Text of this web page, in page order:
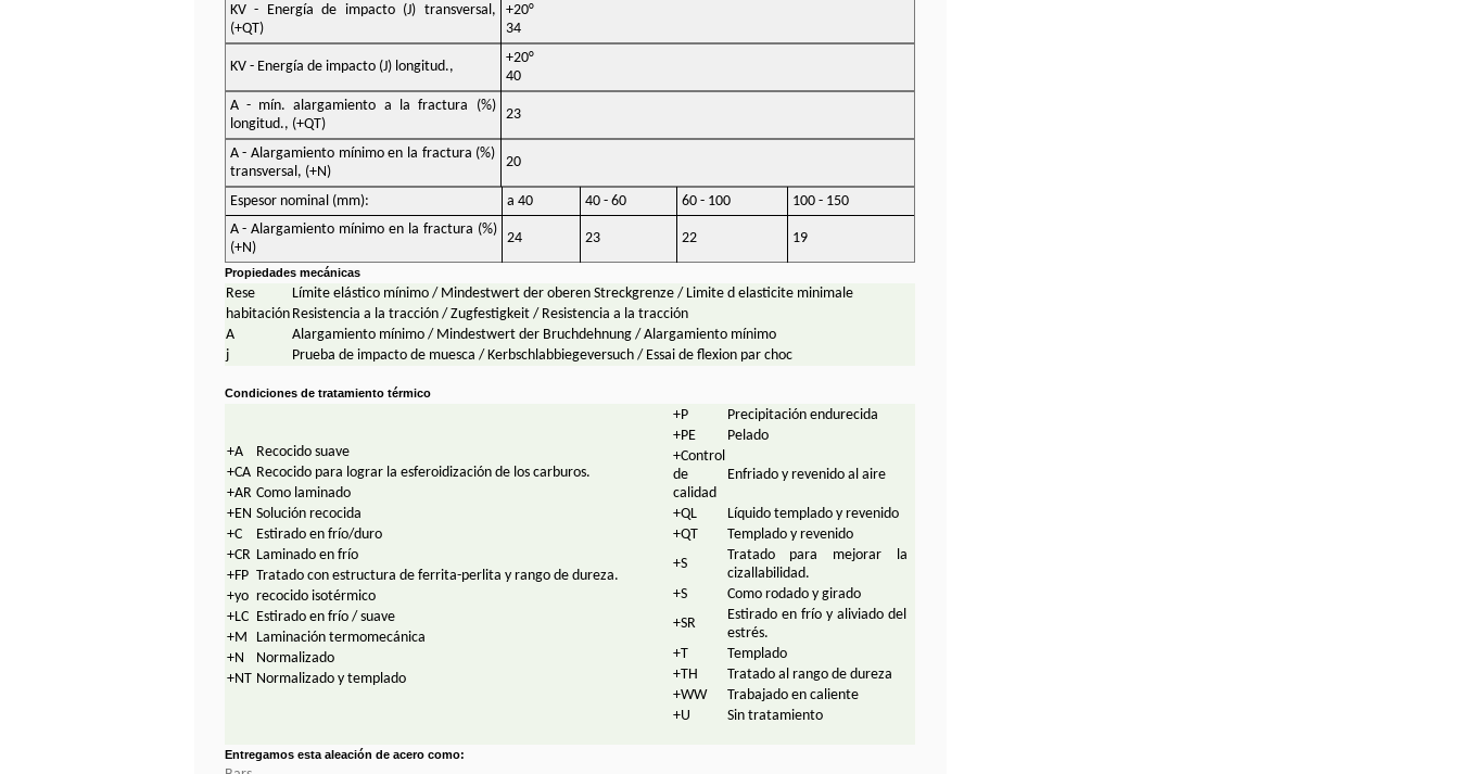
KV - Energía de impacto (J) transversal,
(+QT)
+20°
34
KV - Energía de impacto (J) longitud.,
+20°
40
A - mín. alargamiento a la fractura (%)
longitud., (+QT)
23
A - Alargamiento mínimo en la fractura (%)
transversal, (+N)
20
Espesor nominal (mm): a 40 40 - 60 60 - 100
100 - 150
A - Alargamiento mínimo en la fractura (%)
(+N)
24 23 22 19
Propiedades mecánicas
Rese
Límite elástico mínimo / Mindestwert der oberen Streckgrenze / Limite d elasticite minimale
habitación Resistencia a la tracción / Zugfestigkeit / Resistencia a la tracción
A
Alargamiento mínimo / Mindestwert der Bruchdehnung / Alargamiento mínimo
j
Prueba de impacto de muesca / Kerbschlabbiegeversuch / Essai de flexion par choc
Condiciones de tratamiento térmico
+A
Recocido suave
+CA Recocido para lograr la esferoidización de los carburos.
+AR Como laminado
+EN Solución recocida
+C
Estirado en frío/duro
+CR Laminado en frío
+FP Tratado con estructura de ferrita-perlita y rango de dureza.
+yo recocido isotérmico
+LC Estirado en frío / suave
+M
Laminación termomecánica
+N
Normalizado
+NT Normalizado y templado
+P
Precipitación endurecida
+PE
Pelado
+Control
de
calidad
Enfriado y revenido al aire
+QL
Líquido templado y revenido
+QT
Templado y revenido
+S
Tratado para mejorar la
cizallabilidad.
+S
Como rodado y girado
+SR
Estirado en frío y aliviado del
estrés.
+T
Templado
+TH
Tratado al rango de dureza
+WW
Trabajado en caliente
+U
Sin tratamiento
Entregamos esta aleación de acero como: